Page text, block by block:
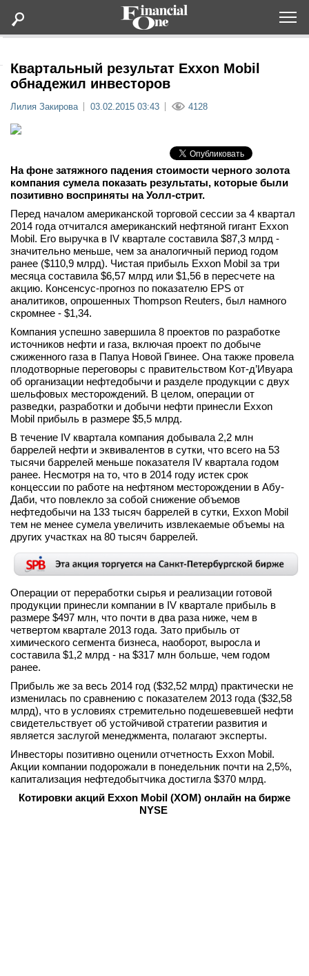
Статьи
Lifestyle
Мероприятия
Новости
Интервью
телеграм
Стать автором
Вход
Квартальный результат Exxon Mobil
обнадежил инвесторов
Лилия Закирова 03.02.2015 03:43 4128
На фоне затяжного падения стоимости черного золота
компания сумела показать результаты, которые были
позитивно восприняты на Уолл-стрит.
Перед началом американской торговой сессии за 4 квартал
2014 года отчитался американский нефтяной гигант Exxon
Mobil. Его выручка в IV квартале составила $87,3 млрд ­-
значительно меньше, чем за аналогичный период годом
ранее ($110,9 млрд). Чистая прибыль Exxon Mobil за три
месяца составила $6,57 млрд или $1,56 в пересчете на
акцию. Консенсус-прогноз по показателю EPS от
аналитиков, опрошенных Thompson Reuters, был намного
скромнее - $1,34.
Компания успешно завершила 8 проектов по разработке
источников нефти и газа, включая проект по добыче
сжиженного газа в Папуа Новой Гвинее. Она также провела
плодотворные переговоры с правительством Кот-д’Ивуара
об организации нефтедобычи и разделе продукции с двух
шельфовых месторождений. В целом, операции от
разведки, разработки и добычи нефти принесли Exxon
Mobil прибыль в размере $5,5 млрд.
В течение IV квартала компания добывала 2,2 млн
баррелей нефти и эквивалентов в сутки, что всего на 53
тысячи баррелей меньше показателя IV квартала годом
ранее. Несмотря на то, что в 2014 году истек срок
концессии по работе на нефтяном месторождении в Абу-
Даби, что повлекло за собой снижение объемов
нефтедобычи на 133 тысяч баррелей в сутки, Exxon Mobil
тем не менее сумела увеличить извлекаемые объемы на
других участках на 80 тысяч баррелей.
Операции от переработки сырья и реализации готовой
продукции принесли компании в IV квартале прибыль в
размере $497 млн, что почти в два раза ниже, чем в
четвертом квартале 2013 года. Зато прибыль от
химического сегмента бизнеса, наоборот, выросла и
составила $1,2 млрд - на $317 млн больше, чем годом
ранее.
Прибыль же за весь 2014 год ($32,52 млрд) практически не
изменилась по сравнению с показателем 2013 года ($32,58
млрд), что в условиях стремительно подешевевшей нефти
свидетельствует об устойчивой стратегии развития и
является заслугой менеджмента, полагают эксперты.
Инвесторы позитивно оценили отчетность Exxon Mobil.
Акции компании подорожали в понедельник почти на 2,5%,
капитализация нефтедобытчика достигла $370 млрд.
Котировки акций Exxon Mobil (XOM) онлайн на бирже
NYSE